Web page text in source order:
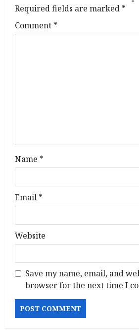
i
g
Required fields are marked *
Comment *
Name *
Email *
Website
Save my name, email, and
browser for the next time I